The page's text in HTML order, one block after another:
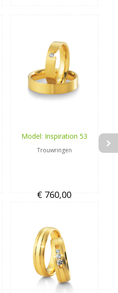
Model: Inspiration 53
Trouwringen
€ 760,00